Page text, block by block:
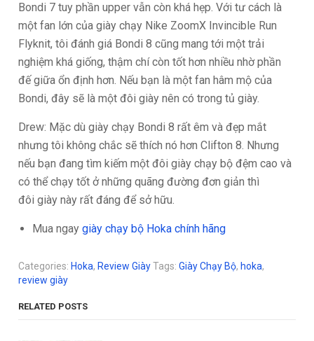
Bondi 7 tuy phần upper vẫn còn khá hẹp. Với tư cách là
một fan lớn của giày chạy Nike ZoomX Invincible Run
Flyknit, tôi đánh giá Bondi 8 cũng mang tới một trải
nghiệm khá giống, thậm chí còn tốt hơn nhiều nhờ phần
đế giữa ổn định hơn. Nếu bạn là một fan hâm mộ của
Bondi, đây sẽ là một đôi giày nên có trong tủ giày.
Drew: Mặc dù giày chạy Bondi 8 rất êm và đẹp mắt
nhưng tôi không chắc sẽ thích nó hơn Clifton 8. Nhưng
nếu bạn đang tìm kiếm một đôi giày chạy bộ đệm cao và
có thể chạy tốt ở những quãng đường đơn giản thì
đôi giày này rất đáng để sở hữu.
Mua ngaygiày chạy bộ Hoka chính hãng
Categories: Hoka, Review GiàyTags:Giày Chạy Bộ, hoka,
review giày
RELATED POSTS